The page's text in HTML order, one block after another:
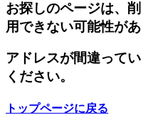
お探しのページは、
用できない可能性があ
アドレスが間違って
ください。
トップページに戻る